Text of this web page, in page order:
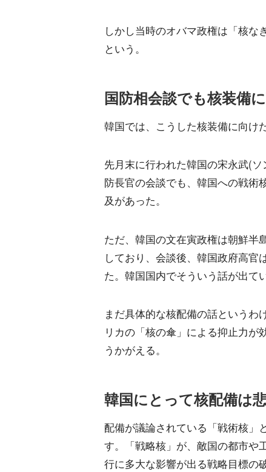
しかし当時のオバマ政権は「核な
という。
国防相会談でも核装備
韓国では、こうした核装備に向け
先月末に行われた韓国の宋永武(
防長官の会談でも、韓国への戦術
及があった。
ただ、韓国の文在寅政権は朝鮮半
しており、会談後、韓国政府高官
た。韓国国内でそういう話が出て
まだ具体的な核配備の話というわ
リカの「核の傘」による抑止力
うかがえる。
韓国にとって核配備は
配備が議論されている「戦術核」
す。「戦略核」が、敵国の都市や
行に多大な影響が出る戦略目標の